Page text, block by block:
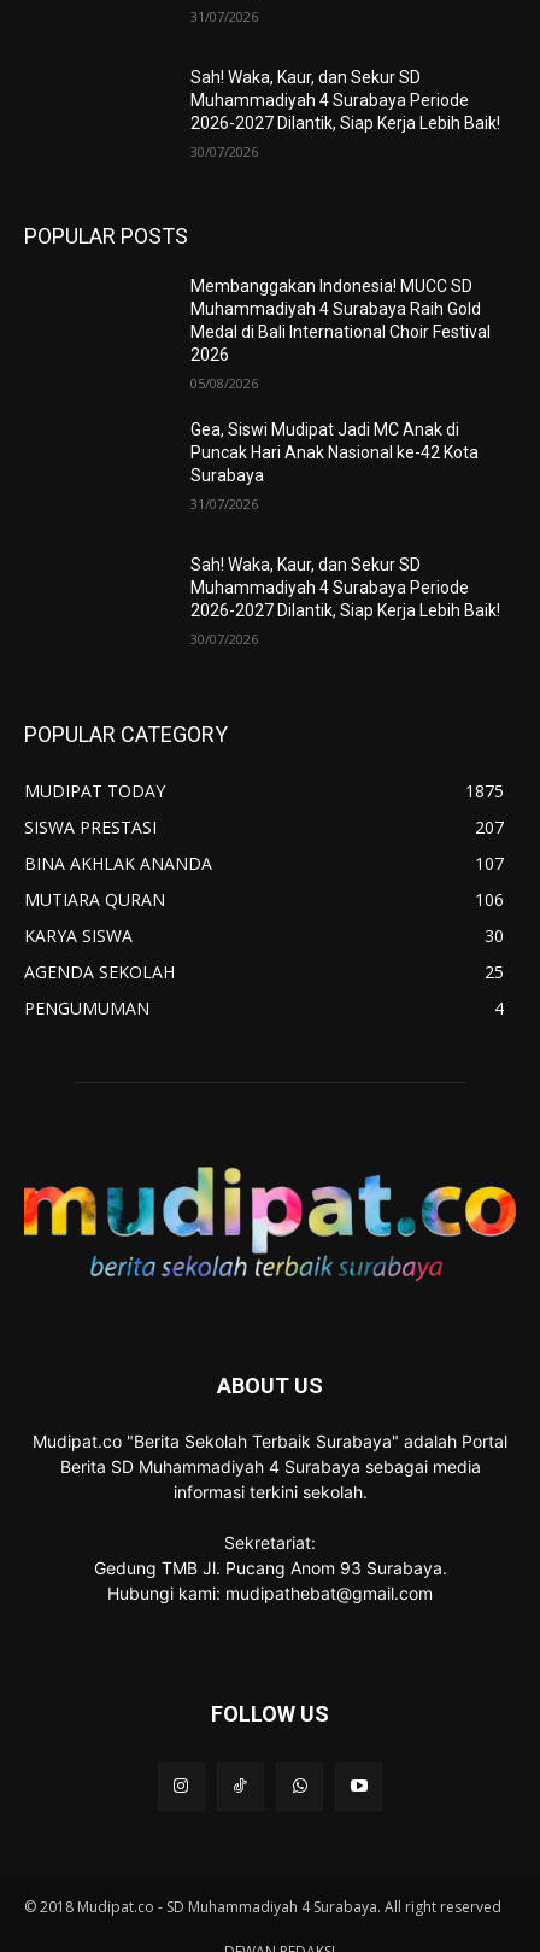
31/07/2026
Sah! Waka, Kaur, dan Sekur SD
Muhammadiyah 4 Surabaya Periode
2026-2027 Dilantik, Siap Kerja Lebih Baik!
30/07/2026
POPULAR POSTS
Membanggakan Indonesia! MUCC SD
Muhammadiyah 4 Surabaya Raih Gold
Medal di Bali International Choir Festival
2026
05/08/2026
Gea, Siswi Mudipat Jadi MC Anak di
Puncak Hari Anak Nasional ke-42 Kota
Surabaya
31/07/2026
Sah! Waka, Kaur, dan Sekur SD
Muhammadiyah 4 Surabaya Periode
2026-2027 Dilantik, Siap Kerja Lebih Baik!
30/07/2026
POPULAR CATEGORY
MUDIPAT TODAY
1875
SISWA PRESTASI
207
BINA AKHLAK ANANDA
107
MUTIARA QURAN
106
KARYA SISWA
30
AGENDA SEKOLAH
25
PENGUMUMAN
4
ABOUT US
Mudipat.co "Berita Sekolah Terbaik Surabaya" adalah Portal
Berita SD Muhammadiyah 4 Surabaya sebagai media
informasi terkini sekolah.
Sekretariat:
Gedung TMB Jl. Pucang Anom 93 Surabaya.
Hubungi kami: mudipathebat@gmail.com
FOLLOW US
© 2018 Mudipat.co - SD Muhammadiyah 4 Surabaya. All right reserved